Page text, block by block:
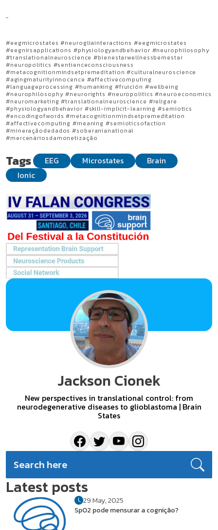
#eegmicrostates #neurogliainteractions #eegmicrostates
#eegnirsapplications #physiologyandbehavior #neurophilosophy
#translationalneuroscience #bienestarwellnessbemestar
#neuropolitics #sentienceconsciousness
#metacognitionmindsetpremeditation #culturalneuroscience
#agingmaturityinnocence #affectivecomputing
#languageprocessing #humanking #fruición #wellbeing
#neurophilosophy #neurorights #neuropolitics #neuroeconomics
#neuromarketing #translationalneuroscience #religare
#physiologyandbehavior #skill-implicit-learning #semiotics
#encodingofwords #metacognitionmindsetpremeditation
#affectivecomputing #meaning #semioticsofaction
#mineraçãodedados #soberanianational
#mercenáriosdamonetização
Tags EEG Microstates
Brain
Ionic
Jackson Cionek
New perspectives in translational control: from
neurodegenerative diseases to glioblastoma | Brain
States
Latest posts
29 May, 2025
SpO2 pode mensurar a cognição?